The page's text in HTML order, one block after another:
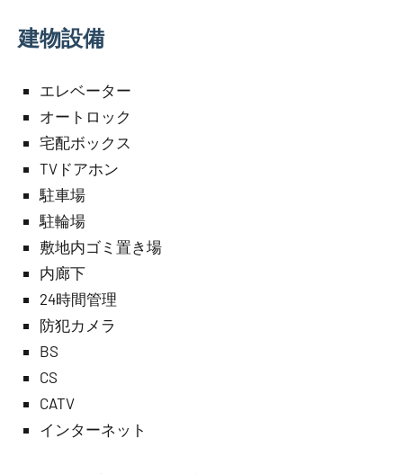
建物設備
エレベーター
オートロック
宅配ボックス
TVドアホン
駐車場
駐輪場
敷地内ゴミ置き場
内廊下
24時間管理
防犯カメラ
BS
CS
CATV
インターネット